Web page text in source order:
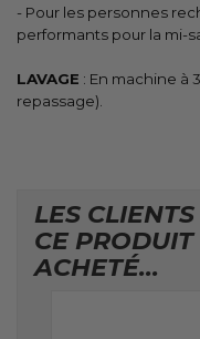
- Pour les personnes
performants pour la mi-
LAVAGE : En machine à
repassage).
LES
CE
ACHETÉ...